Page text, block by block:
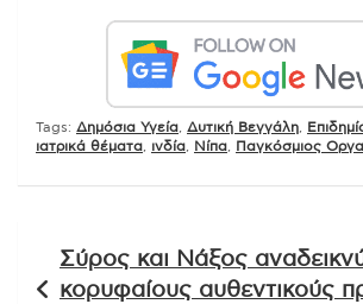
Tags: Δημόσια Υγεία Δυτική Βεγγάλη
ιατρικά θέματα
ινδία Νίπα Παγκόσμιος
άρθρων
Σύρος και Νάξος
κορυφαίους αυθεντικούς